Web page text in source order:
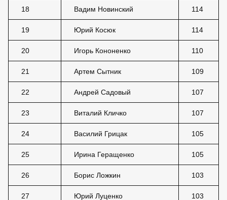
18 Вадим Новинский 114
19 Юрий Косюк 114
20 Игорь Кононенко 110
21 Артем Сытник 109
22 Андрей Садовый 107
23 Виталий Кличко 107
24 Василий Грицак 105
25 Ирина Геращенко 105
26 Борис Ложкин 103
27 Юрий Луценко 103